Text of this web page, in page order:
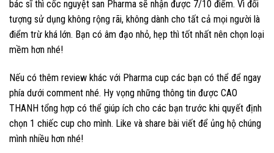
bác sĩ thì cốc nguyệt san Pharma sẽ nhận được 7/10 điểm. Vì đối
tượng sử dụng không rộng rãi, không dành cho tất cả mọi người là
điểm trừ khá lớn. Bạn có âm đạo nhỏ, hẹp thì tốt nhất nên chọn loại
mềm hơn nhé!
Nếu có thêm review khác với Pharma cup các bạn có thể để ngay
phía dưới comment nhé. Hy vọng những thông tin được CAO
THANH tổng hợp có thể giúp ích cho các bạn trước khi quyết định
chọn 1 chiếc cup cho mình. Like và share bài viết để ủng hộ chúng
mình nhiều hơn nhé!